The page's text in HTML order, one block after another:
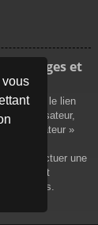
vous
messages et
sur le lien
de l’utilisateur,
l’utilisateur »
menu
effectuer une
et